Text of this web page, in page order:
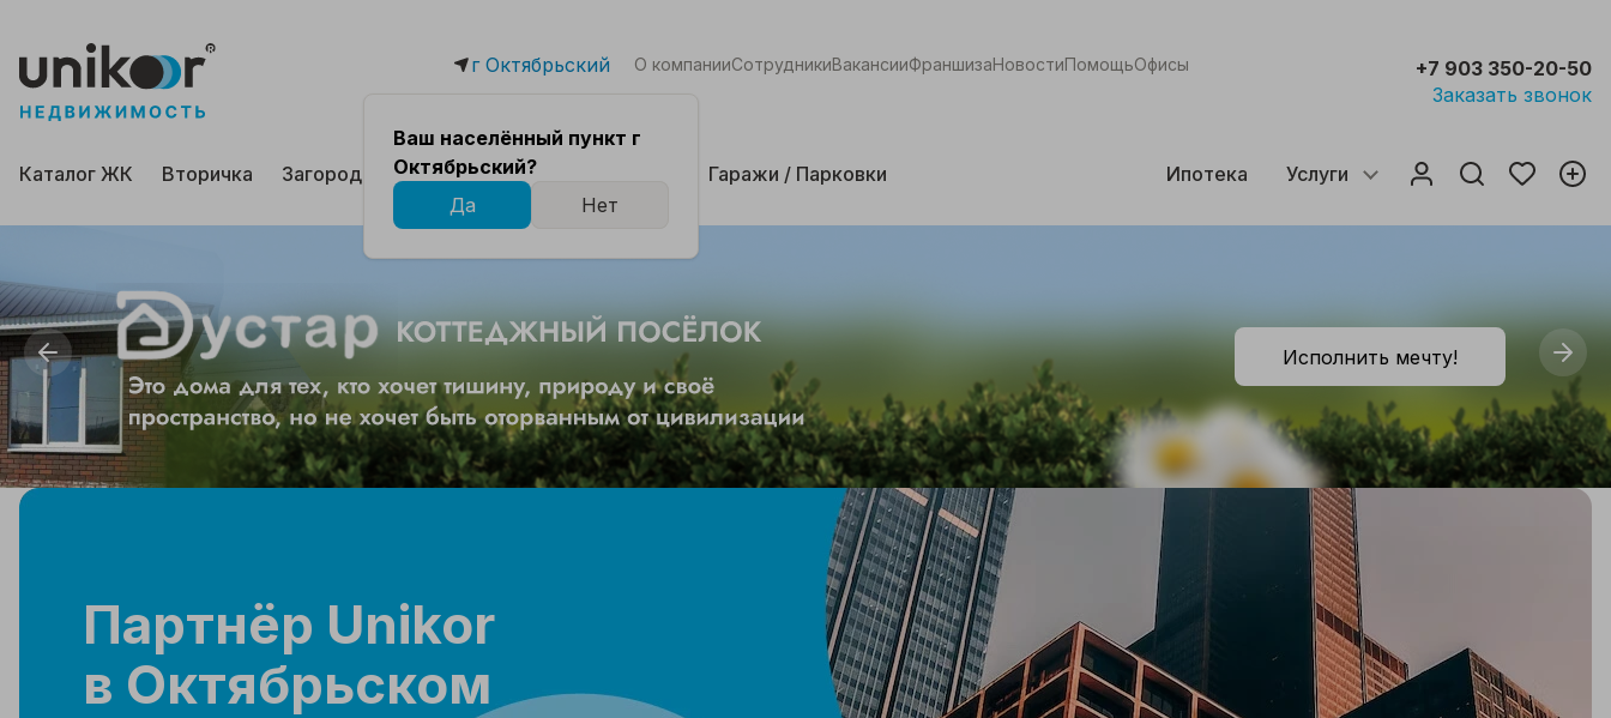
г Октябрьский
Ваш населённый пункт г
Октябрьский?
Да
Нет
О компанииСотрудникиВакансииФраншизаНовостиПомощьОфисы
+7 903 350-20-50
Заказать звонок
Каталог ЖК Вторичка Загородная Коммерческая Гаражи / Парковки Ипотека Услуги
Исполнить мечту!
Партнёр Unikor
в Октябрьском